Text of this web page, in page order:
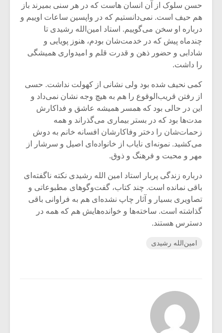
حسن سلوک از آن انسان هاست که در هر سنی بمیرند باز
هم حیف است. نمی‌دانستیم که در واپسین ساعات اوییم و
درباره او سخن می‌گوییم. استاد امین‌الله رشیدی تا
چندماه پیش که در خدمت‌شان بودم، هنوز پویایی و
شادابی و حضور ذهن و قدرت قلم و امیدواری همیشگی
را داشت.
کمی نحیف شده بود ولی نشانی از کهولت نداشت. حسی
از رفتن قریب‌الوقوع را هم به هیچ وجه نشان نمی‌داد و
این در حالی بود که همسر همیشه عاشق و فداکارش
مدت‌ها بود که در بستر بیماری می‌گذراند و همه
زحمات‌شان را دختر وفاکارشان افسانه خانم به دوش
می‌کشید. نمونه‌ای نایاب از خانواده‌ای اصیل و سرشار از
مهر و محبت و فرهنگ و ذوق.
درباره زندگی پربار استاد امین الله رشیدی نکته ناگفته‌ای
باقی نمانده است. چند کتاب، گفت‌وگوهای مطبوعاتی و
تصاویری بسیار و آثار چاپ نشده‌ای هم به فراوانی باقی
گذاشته است. ساخته‌ها و خوانده‌هایش هم که همه در
دسترس هستند.
امین‌الله رشیدی